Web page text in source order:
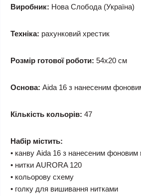
Виробник: Нова Слобода (Україна)
Техніка: рахунковий хрестик
Розмір готової роботи: 54x20 см
Основа: Aida 16 з нанесеним
Кількість кольорів: 47
Набір містить:
• канву Aida 16 з нанесеним
• нитки AURORA 120
• кольорову схему
• голку для вишивання нитками